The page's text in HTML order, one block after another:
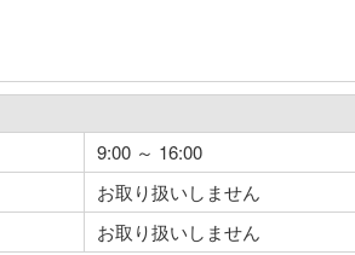
9:00 ～ 16:00
お取り扱いしません
お取り扱いしません